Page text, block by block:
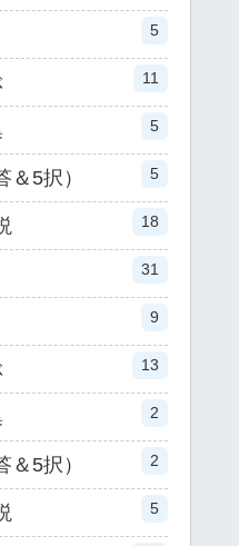
5
11
5
5択） 5
18
31
9
13
2
5択） 2
5